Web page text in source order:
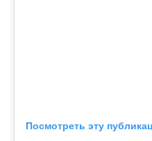
Посмотреть эту